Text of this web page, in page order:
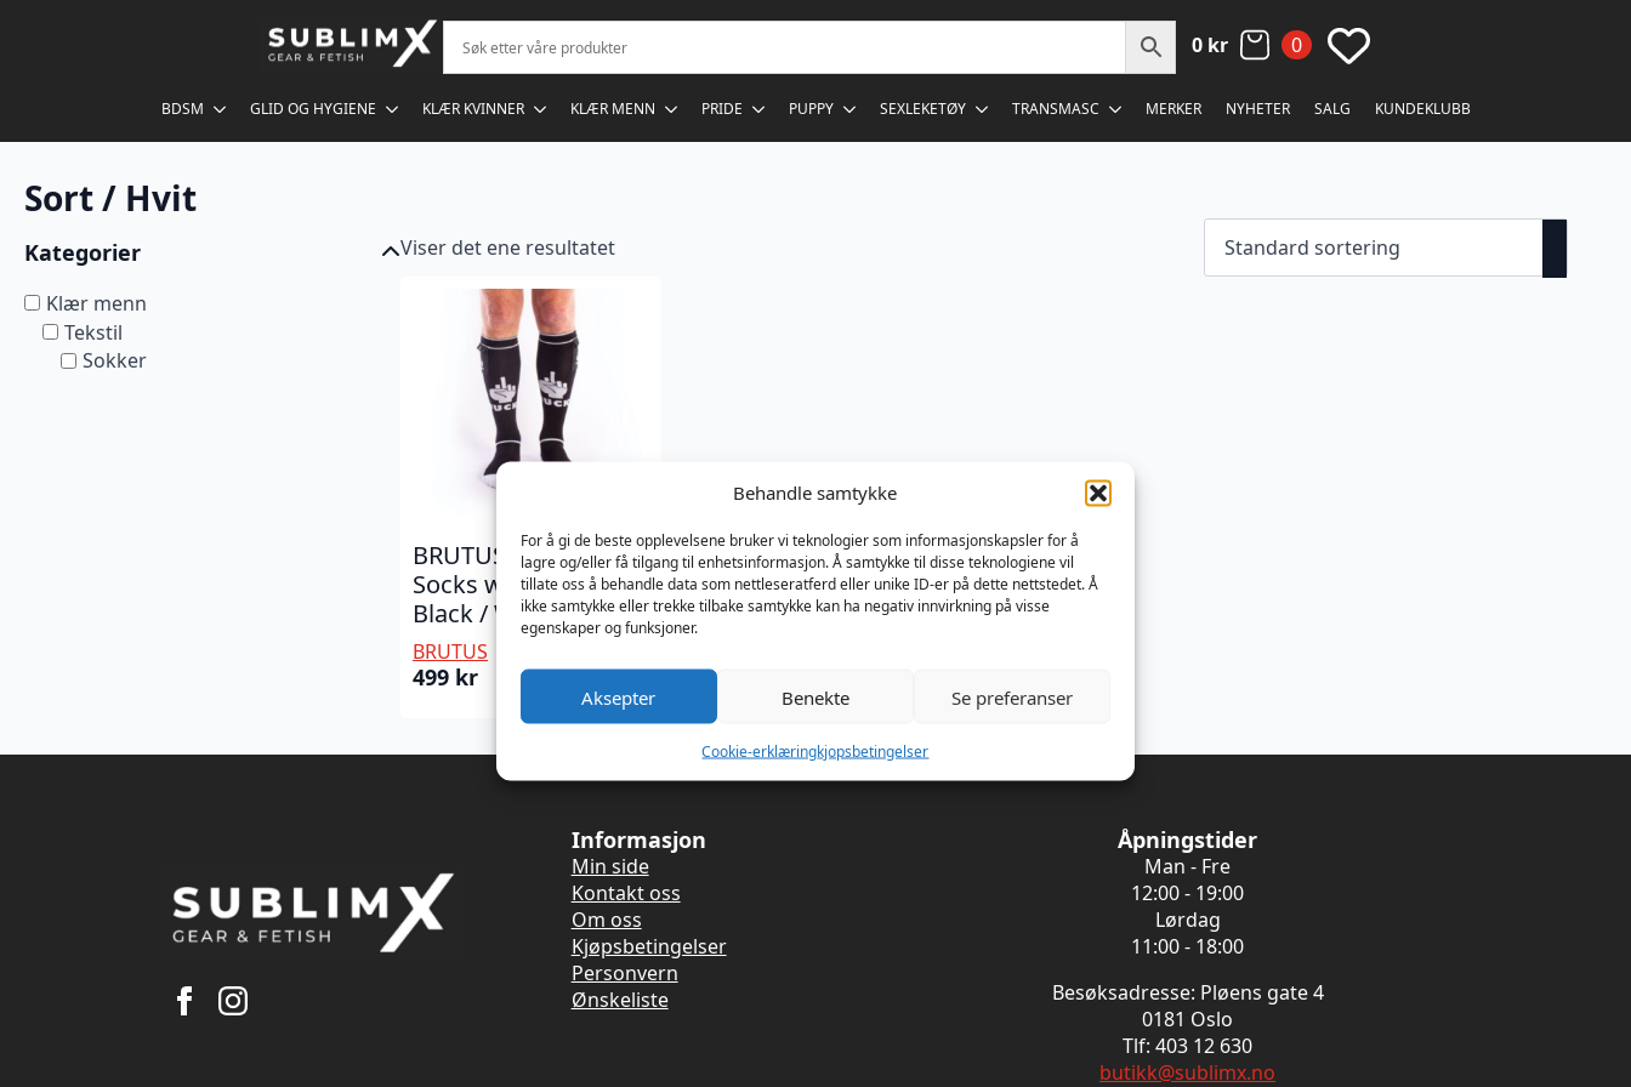
Behandle samtykke
For å gi de beste opplevelsene bruker vi teknologier som informasjonskapsler for å
lagre og/eller få tilgang til enhetsinformasjon. Å samtykke til disse teknologiene vil
tillate oss å behandle data som nettleseratferd eller unike ID-er på dette nettstedet. Å
ikke samtykke eller trekke tilbake samtykke kan ha negativ innvirkning på visse
egenskaper og funksjoner.
Aksepter Benekte Se preferanser
Cookie-erklæringkjopsbetingelser
0 kr 0
BDSM GLID OG HYGIENE KLÆR KVINNER KLÆR MENN PRIDE PUPPY SEXLEKETØY TRANSMASC MERKER NYHETER SALG KUNDEKLUBB
Sort / Hvit
Kategorier
Klær menn
Tekstil
Sokker
Viser det ene resultatet
BRUTUS FXXX Party
Socks w. Pockets
Black / White
BRUTUS
499 kr
Informasjon
Min side
Kontakt oss
Om oss
Kjøpsbetingelser
Personvern
Ønskeliste
Åpningstider
Man - Fre
12:00 - 19:00
Lørdag
11:00 - 18:00
Besøksadresse: Pløens gate 4
0181 Oslo
Tlf: 403 12 630
butikk@sublimx.no